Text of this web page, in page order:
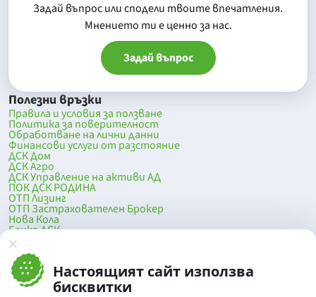
Настоящият сайт използва
бисквитки
Задай въпрос или сподели твоите впечатления.
Mнението ти е ценно за нас.
Задай въпрос
Полезни връзки
Правила и условия за ползване
Политика за поверителност
Обработване на лични данни
Финансови услуги от разстояние
ДСК Дом
ДСК Агро
ДСК Управление на активи АД
ПОК ДСК РОДИНА
ОТП Лизинг
ОТП Застрахователен Брокер
Нова Кола
Банка ДСК
DSK Mobile
Оферти за продажба от Банка ДСК
Клонова мрежа и банкомати
До началото на страницата